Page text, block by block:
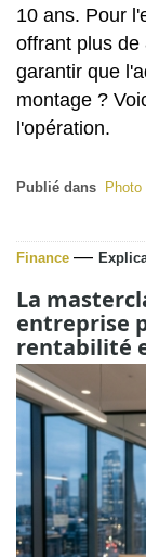
10 ans. Pour
offrant plus de
garantir que
montage ?
l'opération.
Publié dans Photo
Finance —
La
entreprise
rentabilité